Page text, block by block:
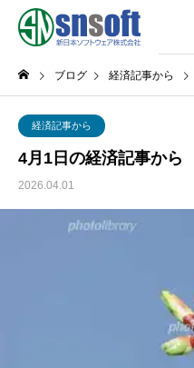
ブログ 経済記事から
経済記事から
4月1日の経済記事から
2026.04.01